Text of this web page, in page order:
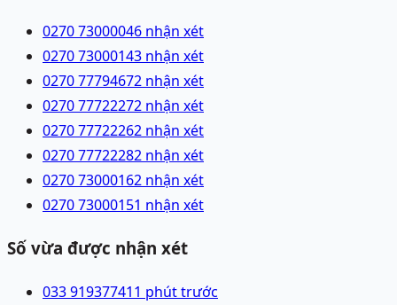
0270 73000046 nhận xét
0270 73000143 nhận xét
0270 77794672 nhận xét
0270 77722272 nhận xét
0270 77722262 nhận xét
0270 77722282 nhận xét
0270 73000162 nhận xét
0270 73000151 nhận xét
Số vừa được nhận xét
033 919377411 phút trước